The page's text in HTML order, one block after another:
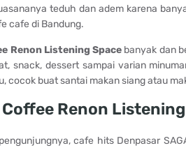
teduh dan adem karena
cafe di Bandung.
Renon Listening Space banyak dan
snack, dessert sampai varian
cocok buat santai makan siang atau
Coffee Renon
cafe hits Denpasar